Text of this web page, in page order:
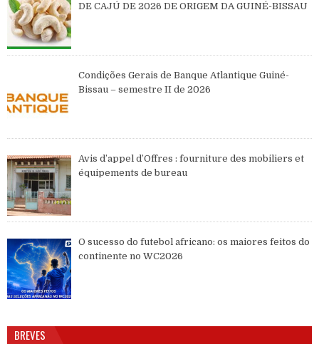
DE CAJÚ DE 2026 DE ORIGEM DA GUINÉ-BISSAU
Condições Gerais de Banque Atlantique Guiné-
Bissau – semestre II de 2026
Avis d’appel d’Offres : fourniture des mobiliers et
équipements de bureau
O sucesso do futebol africano: os maiores feitos do
continente no WC2026
BREVES